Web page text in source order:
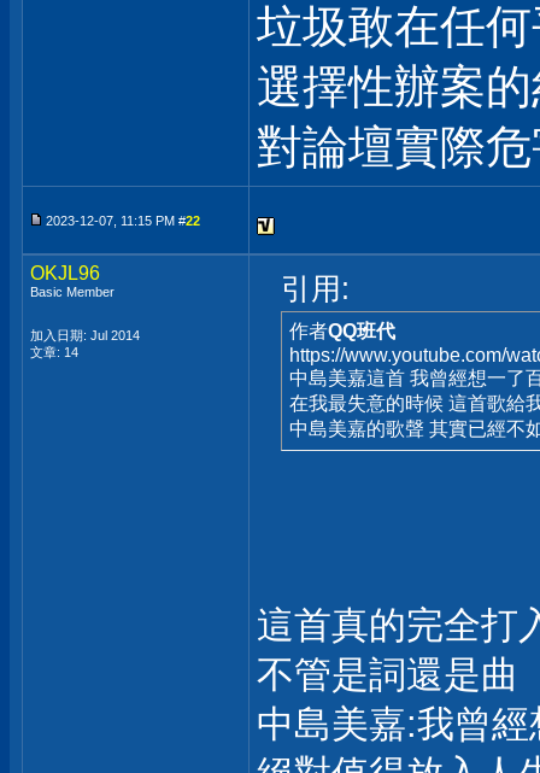
垃圾敢在任
選擇性辦案
對論壇實際
2023-12-07, 11:15 PM #22
OKJL96
Basic Member
加入日期: Jul 2014
文章: 14
引用:
作者QQ班代
https://www.youtube.com/
中島美嘉這首 我曾經想一了
在我最失意的時候 這首歌給
中島美嘉的歌聲 其實已經不
這首真的完全打
不管是詞還是曲
中島美嘉:我曾